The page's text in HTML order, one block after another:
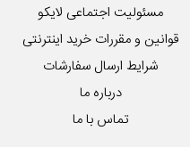
مسئولیت اجتماعی لایکو
قوانین و مقررات خرید اینترنتی
شرایط ارسال سفارشات
درباره ما
تماس با ما